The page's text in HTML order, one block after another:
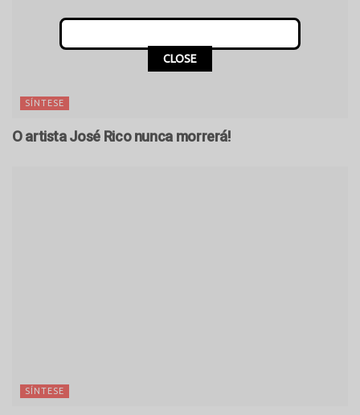
SÍNTESE
O artista José Rico nunca morrerá!
SÍNTESE
CLOSE